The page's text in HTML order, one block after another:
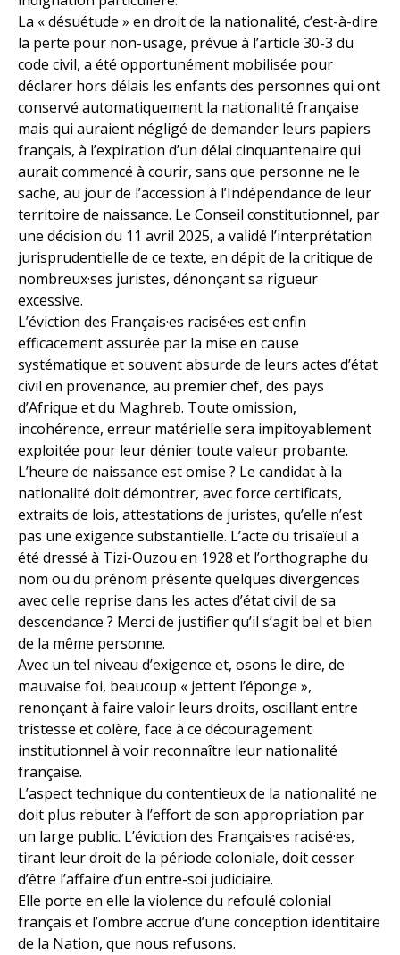
La « désuétude » en droit de la nationalité, c’est-à-dire
la perte pour non-usage, prévue à l’article 30-3 du
code civil, a été opportunément mobilisée pour
déclarer hors délais les enfants des personnes qui ont
conservé automatiquement la nationalité française
mais qui auraient négligé de demander leurs papiers
français, à l’expiration d’un délai cinquantenaire qui
aurait commencé à courir, sans que personne ne le
sache, au jour de l’accession à l’Indépendance de leur
territoire de naissance. Le Conseil constitutionnel, par
une décision du 11 avril 2025, a validé l’interprétation
jurisprudentielle de ce texte, en dépit de la critique de
nombreux·ses juristes, dénonçant sa rigueur
excessive.
L’éviction des Français·es racisé·es est enfin
efficacement assurée par la mise en cause
systématique et souvent absurde de leurs actes d’état
civil en provenance, au premier chef, des pays
d’Afrique et du Maghreb. Toute omission,
incohérence, erreur matérielle sera impitoyablement
exploitée pour leur dénier toute valeur probante.
L’heure de naissance est omise ? Le candidat à la
nationalité doit démontrer, avec force certificats,
extraits de lois, attestations de juristes, qu’elle n’est
pas une exigence substantielle. L’acte du trisaïeul a
été dressé à Tizi-Ouzou en 1928 et l’orthographe du
nom ou du prénom présente quelques divergences
avec celle reprise dans les actes d’état civil de sa
descendance ? Merci de justifier qu’il s’agit bel et bien
de la même personne.
Avec un tel niveau d’exigence et, osons le dire, de
mauvaise foi, beaucoup « jettent l’éponge »,
renonçant à faire valoir leurs droits, oscillant entre
tristesse et colère, face à ce découragement
institutionnel à voir reconnaître leur nationalité
française.
L’aspect technique du contentieux de la nationalité ne
doit plus rebuter à l’effort de son appropriation par
un large public. L’éviction des Français·es racisé·es,
tirant leur droit de la période coloniale, doit cesser
d’être l’affaire d’un entre-soi judiciaire.
Elle porte en elle la violence du refoulé colonial
français et l’ombre accrue d’une conception identitaire
de la Nation, que nous refusons.